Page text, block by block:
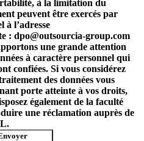
à la limitation du
peuvent être exercés par
à l’adresse
: dpo@outsourcia-group.com
une grande attention
à caractère personnel qui
confiées. Si vous considérez
des données vous
porte atteinte à vos droits,
également de la faculté
une réclamation auprès de